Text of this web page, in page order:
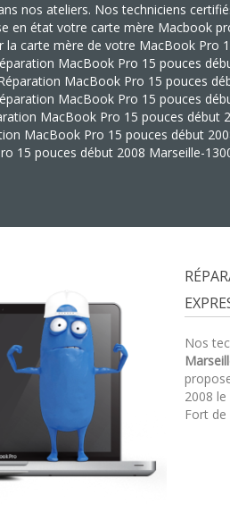
nos ateliers. Nos techniciens
en état votre carte mère Macbook
la carte mère de votre MacBook Pro
MacBook Pro 15 pouces
MacBook Pro 15 pouces
MacBook Pro 15 pouces
MacBook Pro 15 pouces début
MacBook Pro 15 pouces début
15 pouces début 2008 Marseille-
Nos
2008
Fort